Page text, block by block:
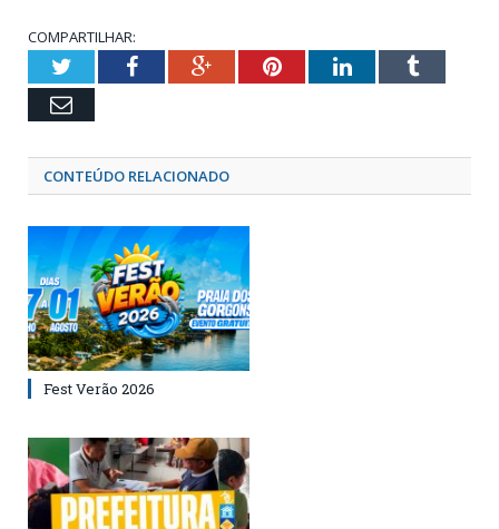
COMPARTILHAR:
TwitterFacebookGoogle+PinterestLinkedInTumblr
Email
CONTEÚDO RELACIONADO
Fest Verão 2026